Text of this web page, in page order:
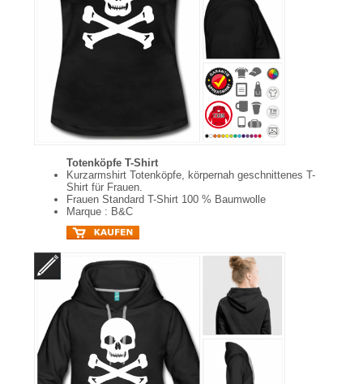
Totenköpfe T-Shirt
Kurzarmshirt Totenköpfe, körpernah geschnittenes T-
Shirt für Frauen.
Frauen Standard T-Shirt 100 % Baumwolle
Marque : B&C